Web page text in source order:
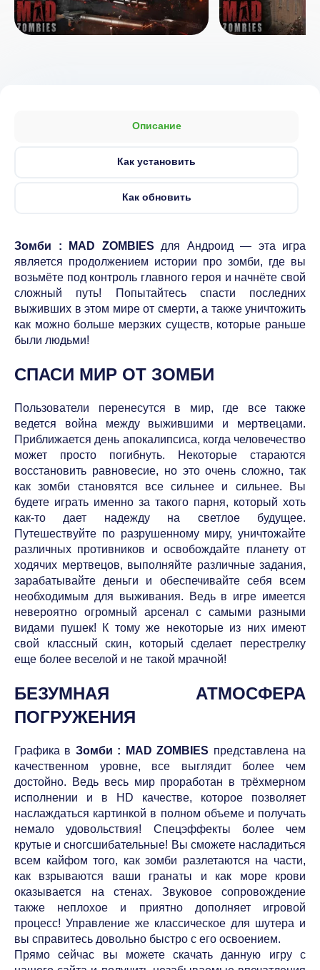
Описание
Как установить
Как обновить
Зомби : MAD ZOMBIES для Андроид — эта игра
является продолжением истории про зомби, где вы
возьмёте под контроль главного героя и начнёте свой
сложный путь! Попытайтесь спасти последних
выживших в этом мире от смерти, а также уничтожить
как можно больше мерзких существ, которые раньше
были людьми!
СПАСИ МИР ОТ ЗОМБИ
Пользователи перенесутся в мир, где все также
ведется война между выжившими и мертвецами.
Приближается день апокалипсиса, когда человечество
может просто погибнуть. Некоторые стараются
восстановить равновесие, но это очень сложно, так
как зомби становятся все сильнее и сильнее. Вы
будете играть именно за такого парня, который хоть
как-то дает надежду на светлое будущее.
Путешествуйте по разрушенному миру, уничтожайте
различных противников и освобождайте планету от
ходячих мертвецов, выполняйте различные задания,
зарабатывайте деньги и обеспечивайте себя всем
необходимым для выживания. Ведь в игре имеется
невероятно огромный арсенал с самыми разными
видами пушек! К тому же некоторые из них имеют
свой классный скин, который сделает перестрелку
еще более веселой и не такой мрачной!
БЕЗУМНАЯ АТМОСФЕРА
ПОГРУЖЕНИЯ
Графика в Зомби : MAD ZOMBIES представлена на
качественном уровне, все выглядит более чем
достойно. Ведь весь мир проработан в трёхмерном
исполнении и в HD качестве, которое позволяет
наслаждаться картинкой в полном объеме и получать
немало удовольствия! Спецэффекты более чем
крутые и сногсшибательные! Вы сможете насладиться
всем кайфом того, как зомби разлетаются на части,
как взрываются ваши гранаты и как море крови
оказывается на стенах. Звуковое сопровождение
также неплохое и приятно дополняет игровой
процесс! Управление же классическое для шутера и
вы справитесь довольно быстро с его освоением.
Прямо сейчас вы можете скачать данную игру с